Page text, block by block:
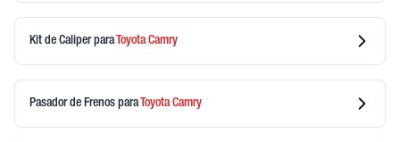
Kit de CaliperparaToyotaCamry
Pasador de Frenos paraToyotaCamry